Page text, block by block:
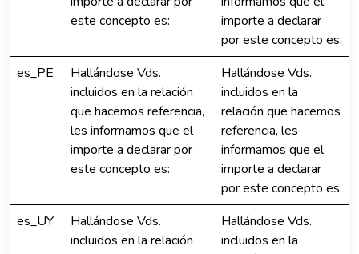
este concepto es:
importe a declarar
por este concepto es:
es_PE
Hallándose Vds.
incluidos en la relación
que hacemos referencia,
les informamos que el
importe a declarar por
este concepto es:
Hallándose Vds.
incluidos en la
relación que hacemos
referencia, les
informamos que el
importe a declarar
por este concepto es:
es_UY
Hallándose Vds.
incluidos en la relación
Hallándose Vds.
incluidos en la